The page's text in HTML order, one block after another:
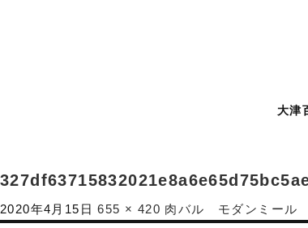
大津
2020年4月15日 655 × 420 肉バル モダンミール